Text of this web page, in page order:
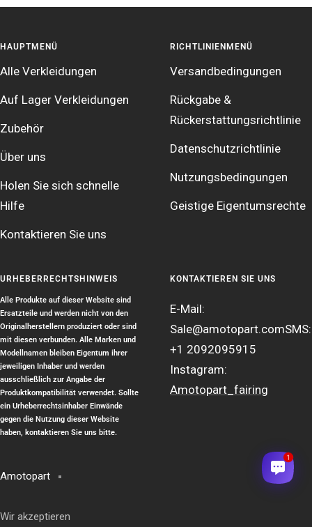
HAUPTMENÜ
Alle Verkleidungen
Auf Lager Verkleidungen
Zubehör
Über uns
Holen Sie sich schnelle
Hilfe
Kontaktieren Sie uns
RICHTLINIENMENÜ
Versandbedingungen
Rückgabe &
Rückerstattungsrichtlinie
Datenschutzrichtlinie
Nutzungsbedingungen
Geistige Eigentumsrechte
URHEBERRECHTSHINWEIS
Alle Produkte auf dieser Website sind
Ersatzteile und werden nicht von den
Originalherstellern produziert oder sind
mit diesen verbunden. Alle Marken und
Modellnamen bleiben Eigentum ihrer
jeweiligen Inhaber und werden
ausschließlich zur Angabe der
Produktkompatibilität verwendet. Sollte
ein Urheberrechtsinhaber Einwände
gegen die Nutzung dieser Website
haben, kontaktieren Sie uns bitte.
KONTAKTIEREN SIE UNS
E-Mail:
Sale@amotopart.comSMS:
+1 2092095915
Instagram:
Amotopart_fairing
Amotopart
Wir akzeptieren
1